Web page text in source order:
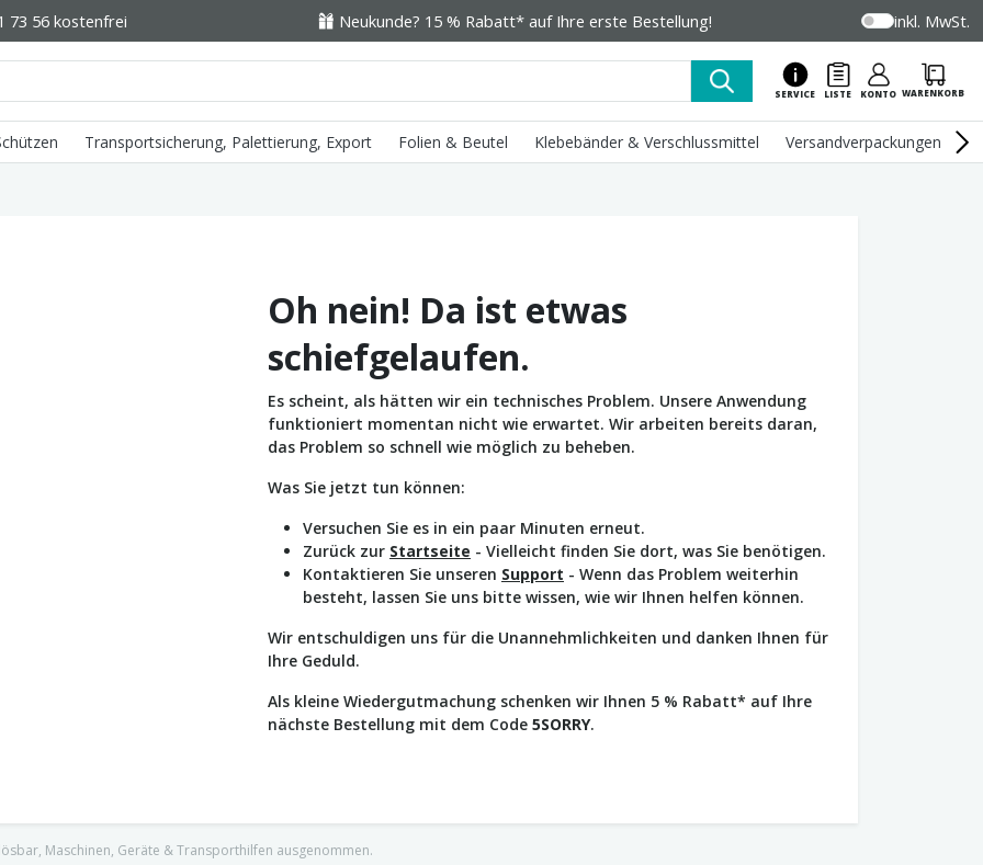
73 56 kostenfrei Neukunde? 15 % Rabatt* auf Ihre erste Bestellung! inkl. MwSt.
SERVICE LISTE KONTO WARENKORB
Transportsicherung, Palettierung, Export Folien & Beutel Klebebänder & Verschlussmittel Versandverpackungen
Oh nein! Da ist etwas
schiefgelaufen.
Es scheint, als hätten wir ein technisches Problem. Unsere Anwendung
funktioniert momentan nicht wie erwartet. Wir arbeiten bereits daran,
das Problem so schnell wie möglich zu beheben.
Was Sie jetzt tun können:
Versuchen Sie es in ein paar Minuten erneut.
Zurück zur Startseite - Vielleicht finden Sie dort, was Sie benötigen.
Kontaktieren Sie unseren Support - Wenn das Problem weiterhin
besteht, lassen Sie uns bitte wissen, wie wir Ihnen helfen können.
Wir entschuldigen uns für die Unannehmlichkeiten und danken Ihnen für
Ihre Geduld.
Als kleine Wiedergutmachung schenken wir Ihnen 5 % Rabatt* auf Ihre
nächste Bestellung mit dem Code 5SORRY.
Maschinen, Geräte & Transporthilfen ausgenommen.